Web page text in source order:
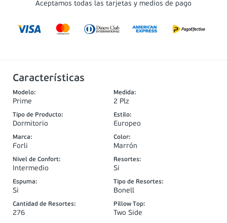
Aceptamos todas las tarjetas y medios de pago
Características
Modelo:
Prime
Medida:
2 Plz
Tipo de Producto:
Dormitorio
Estilo:
Europeo
Marca:
Forli
Color:
Marrón
Nivel de Confort:
Intermedio
Resortes:
Si
Espuma:
Si
Tipo de Resortes:
Bonell
Cantidad de Resortes:
276
Pillow Top:
Two Side